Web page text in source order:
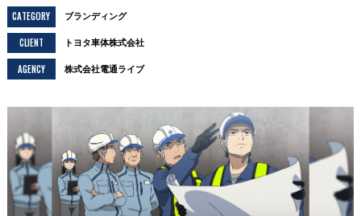
CATEGORY
ブランディング
CLIENT トヨタ車体株式会社
AGENCY 株式会社電通ライブ